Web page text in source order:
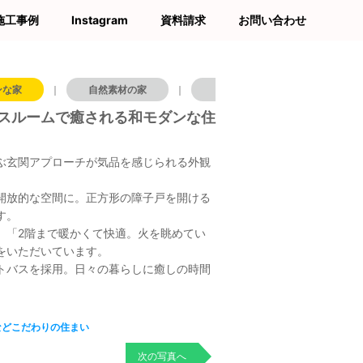
工事例 Instagram 資料請求 お問い合わせ
な家 ｜ 自然素材の家 ｜
ルームで癒される和モダンな住
関アプローチが気品を感じられる外観
放的な空間に。正方形の障子戸を開ける
「2階まで暖かくて快適。火を眺めてい
ただいています。
スを採用。日々の暮らしに癒しの時間
こだわりの住まい
次の写真へ